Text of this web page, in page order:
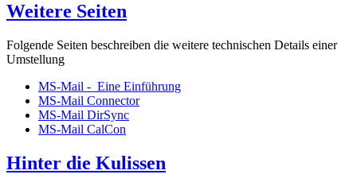
Weitere Seiten
Folgende Seiten beschreiben die weitere technischen Details einer
Umstellung
MS-Mail - Eine Einführung
MS-Mail Connector
MS-Mail DirSync
MS-Mail CalCon
Hinter die Kulissen